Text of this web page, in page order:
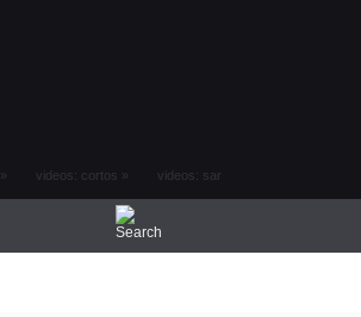
» videos: cortos » videos: sar